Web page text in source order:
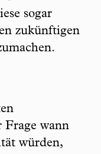
sogar
zukünftigen
Frage wann
würden,